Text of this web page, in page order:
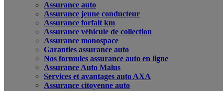
Assurance auto
Assurance jeune conducteur
Assurance forfait km
Assurance véhicule de collection
Assurance monospace
Garanties assurance auto
Nos formules assurance auto en ligne
Assurance Auto Malus
Services et avantages auto AXA
Assurance citoyenne auto